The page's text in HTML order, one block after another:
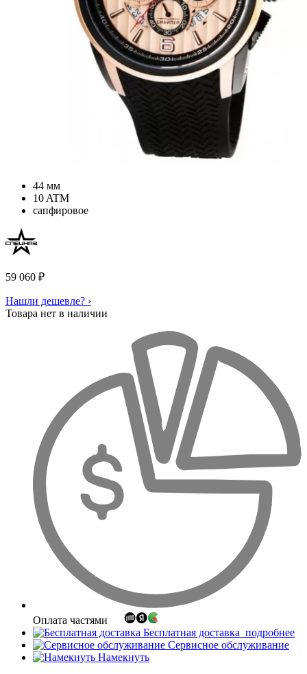
44 мм
10 ATM
сапфировое
59 060 ₽
Нашли дешевле? ›
Товара нет в наличии
Оплата частями
Бесплатная доставка подробнее
Сервисное обслуживание
Намекнуть